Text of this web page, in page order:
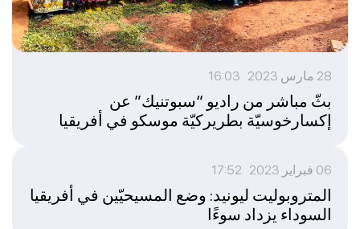
28 مارس 2023 16:03
بثّ مباشر من راديو “سبوتنيك” عن
إكسارخوسيّة بطريركيّة موسكو في أفريقيا
06 فبراير 2023 17:52
المتروبوليت ليونيد: وضع المسيحيّين في أفريقيا
السوداء يزداد سوءًا